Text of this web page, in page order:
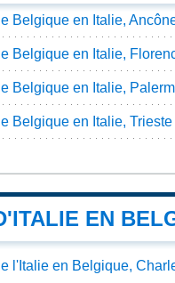
Belgique en Italie,
Belgique en Italie,
Belgique en Italie,
Belgique en Italie, Trieste
EN
l'Italie en Belgique,